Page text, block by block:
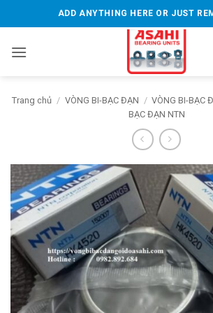
qua
dung
ADD ANYTHING HERE OR JUST
Trang chủ / VÒNG BI-BẠC ĐẠN / VÒNG BI-BẠC
BẠC ĐẠN NTN